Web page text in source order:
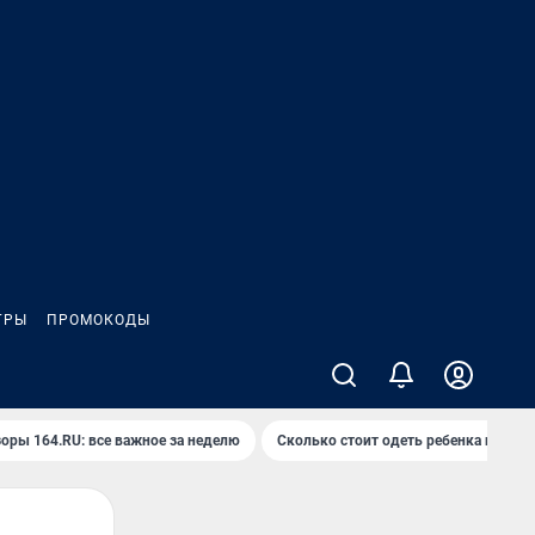
ПРОМОКОДЫ
164.RU: все важное за неделю Сколько стоит одеть ребенка на